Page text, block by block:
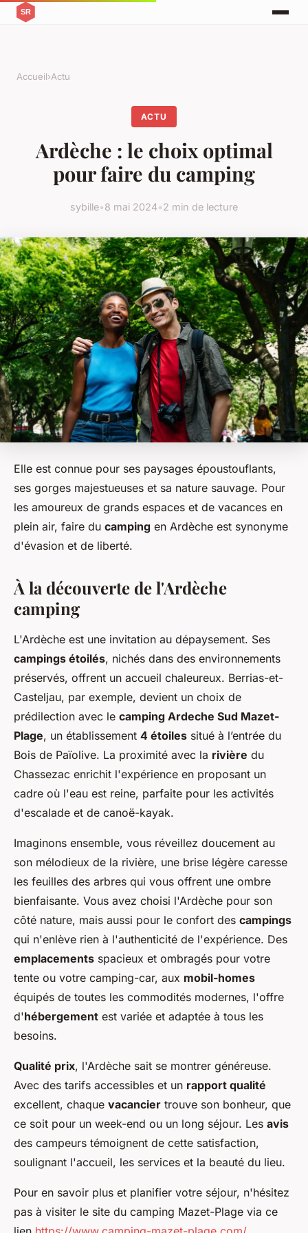
Accueil›Actu
ACTU
Ardèche : le choix optimal
pour faire du camping
sybille•8 mai 2024•2 min de lecture
Elle est connue pour ses paysages époustouflants,
ses gorges majestueuses et sa nature sauvage. Pour
les amoureux de grands espaces et de vacances en
plein air, faire du camping en Ardèche est synonyme
d'évasion et de liberté.
À la découverte de l'Ardèche
camping
L'Ardèche est une invitation au dépaysement. Ses
campings étoilés, nichés dans des environnements
préservés, offrent un accueil chaleureux. Berrias-et-
Casteljau, par exemple, devient un choix de
prédilection avec le camping Ardeche Sud Mazet-
Plage, un établissement 4 étoiles situé à l’entrée du
Bois de Païolive. La proximité avec la rivière du
Chassezac enrichit l'expérience en proposant un
cadre où l'eau est reine, parfaite pour les activités
d'escalade et de canoë-kayak.
Imaginons ensemble, vous réveillez doucement au
son mélodieux de la rivière, une brise légère caresse
les feuilles des arbres qui vous offrent une ombre
bienfaisante. Vous avez choisi l'Ardèche pour son
côté nature, mais aussi pour le confort des campings
qui n'enlève rien à l'authenticité de l'expérience. Des
emplacements spacieux et ombragés pour votre
tente ou votre camping-car, aux mobil-homes
équipés de toutes les commodités modernes, l'offre
d'hébergement est variée et adaptée à tous les
besoins.
Qualité prix, l'Ardèche sait se montrer généreuse.
Avec des tarifs accessibles et un rapport qualité
excellent, chaque vacancier trouve son bonheur, que
ce soit pour un week-end ou un long séjour. Les avis
des campeurs témoignent de cette satisfaction,
soulignant l'accueil, les services et la beauté du lieu.
Pour en savoir plus et planifier votre séjour, n'hésitez
pas à visiter le site du camping Mazet-Plage via ce